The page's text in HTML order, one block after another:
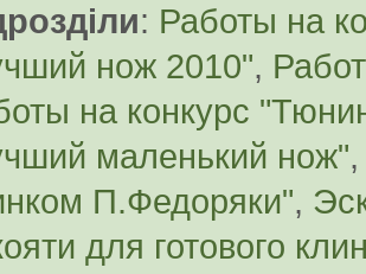
: Работы на
нож 2010",
на конкурс
маленький нож"
П.Федоряки",
для готового